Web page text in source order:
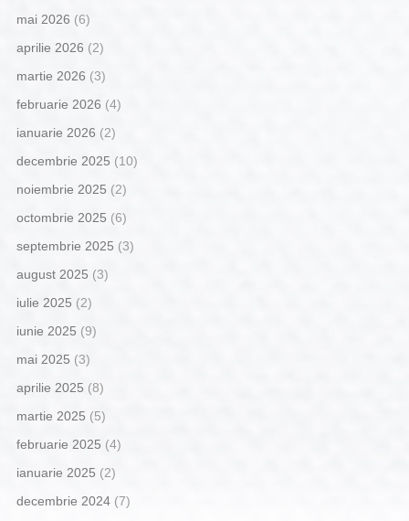
mai 2026 (6)
aprilie 2026 (2)
martie 2026 (3)
februarie 2026 (4)
ianuarie 2026 (2)
decembrie 2025 (10)
noiembrie 2025 (2)
octombrie 2025 (6)
septembrie 2025 (3)
august 2025 (3)
iulie 2025 (2)
iunie 2025 (9)
mai 2025 (3)
aprilie 2025 (8)
martie 2025 (5)
februarie 2025 (4)
ianuarie 2025 (2)
decembrie 2024(7)